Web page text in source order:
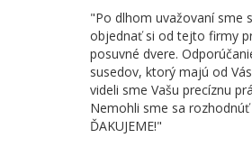
Po dlhom uvažovaní sme
objednať si od tejto firmy
posuvné dvere.
susedov, ktorý majú od
videli sme Vašu precíznu
Nemohli sme sa rozhodnúť
ĎAKUJEME!